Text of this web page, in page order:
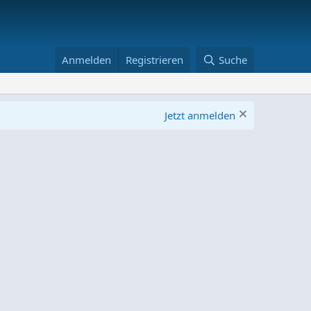
Anmelden Registrieren Suche
Jetzt anmelden